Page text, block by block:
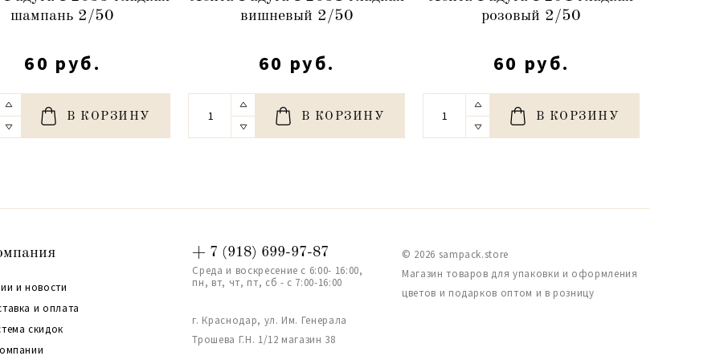
шампань 2/50
60 руб.
В КОРЗИНУ
вишневый 2/50
60 руб.
В КОРЗИНУ
розовый 2/50
60 руб.
В КОРЗИНУ
и новости
и оплата
скидок
+ 7 (918) 699-97-87
Среда и воскресение с 6:00- 16:00,
пн, вт, чт, пт, сб - с 7:00-16:00
г. Краснодар, ул. Им. Генерала
Трошева Г.Н. 1/12 магазин 38
© 2026 sampack.store
Магазин товаров для упаковки и оформления
цветов и подарков оптом и в розницу